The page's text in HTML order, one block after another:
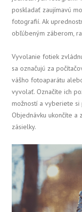
poskladať zaujímavú
fotografií. Ak
obľúbeným záberom,
Vyvolanie fotiek
sa označujú za
vášho fotoaparátu
vyvolať. Označíte ich
možností a vyberiete
Objednávku ukončíte
zásielky.